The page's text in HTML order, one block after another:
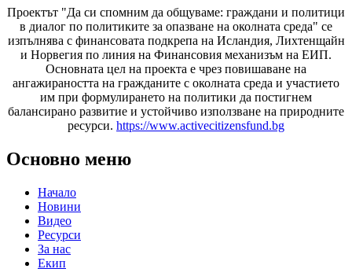
Проектът "Да си спомним да общуваме: граждани и политици
в диалог по политиките за опазване на околната среда" се
изпълнява с финансовата подкрепа на Исландия, Лихтенщайн
и Норвегия по линия на Финансовия механизъм на ЕИП.
Основната цел на проекта е чрез повишаване на
ангажираността на гражданите с околната среда и участието
им при формулирането на политики да постигнем
балансирано развитие и устойчиво използване на природните
ресурси. https://www.activecitizensfund.bg
Основно меню
Начало
Новини
Видео
Ресурси
За нас
Екип